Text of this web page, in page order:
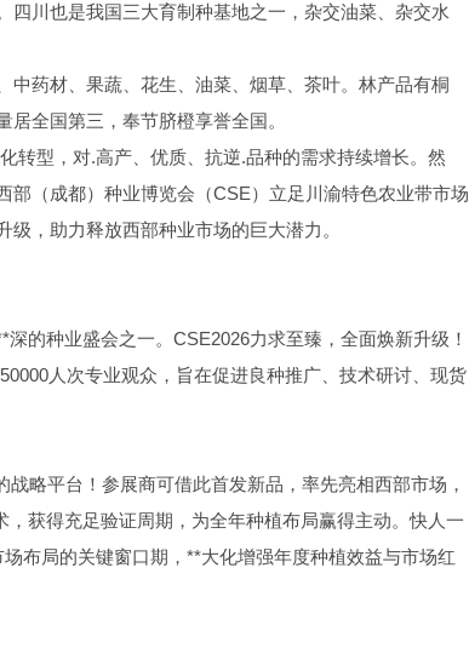
川也是我国三大育制种基地之一，杂交油菜、杂交水
药材、果蔬、花生、油菜、烟草、茶叶。林产品有桐
全国第三，奉节脐橙享誉全国。
转型，对.高产、优质、抗逆.品种的需求持续增长。然
（成都）种业博览会（CSE）立足川渝特色农业带市场
，助力释放西部种业市场的巨大潜力。
的种业盛会之一。CSE2026力求至臻，全面焕新升级！
人次专业观众，旨在促进良种推广、技术研讨、现货
略平台！参展商可借此首发新品，率先亮相西部市场，
获得充足验证周期，为全年种植布局赢得主动。快人一
布局的关键窗口期，**大化增强年度种植效益与市场红